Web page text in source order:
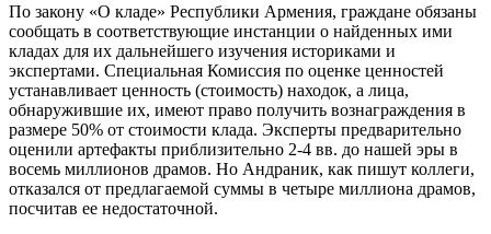
По закону «О кладе» Республики Армения, граждане обязаны
сообщать в соответствующие инстанции о найденных ими
кладах для их дальнейшего изучения историками и
экспертами. Специальная Комиссия по оценке ценностей
устанавливает ценность (стоимость) находок, а лица,
обнаружившие их, имеют право получить вознаграждения в
размере 50% от стоимости клада. Эксперты предварительно
оценили артефакты приблизительно 2-4 вв. до нашей эры в
восемь миллионов драмов. Но Андраник, как пишут коллеги,
отказался от предлагаемой суммы в четыре миллиона драмов,
посчитав ее недостаточной.